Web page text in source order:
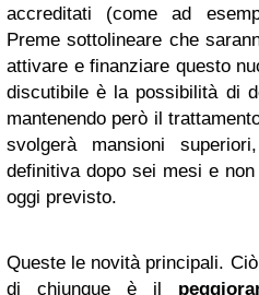
accreditati (come ad
Preme sottolineare che
attivare e finanziare questo
discutibile è la possibilità di
mantenendo però il
svolgerà mansioni
definitiva dopo sei mesi e
oggi previsto.
Queste le novità principali.
di chiunque è il